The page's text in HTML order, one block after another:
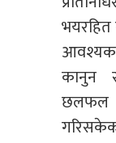
भयरहित
आवश्यक
कानुन
छलफल